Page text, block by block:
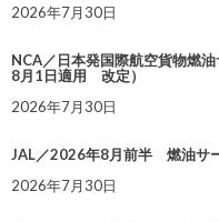
2026年7月30日
NCA／日本発国際航空貨物燃
8月1日適用 改定）
2026年7月30日
JAL／2026年8月前半 燃油サ
2026年7月30日